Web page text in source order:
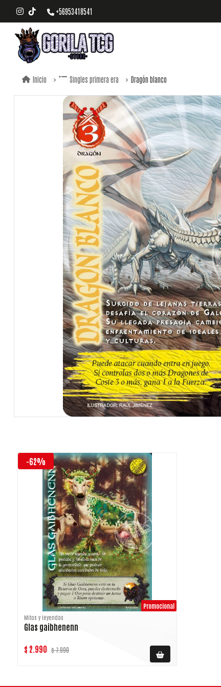
+56953418541
Inicio Singles primera era Dragón blanco
-62%
Promocional
Mitos y leyendas
Glas gaibhenenn
$ 2.990 $ 7.990